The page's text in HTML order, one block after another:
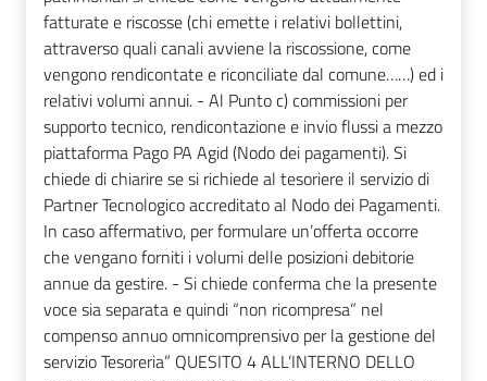
fatturate e riscosse (chi emette i relativi bollettini,
attraverso quali canali avviene la riscossione, come
vengono rendicontate e riconciliate dal comune……) ed i
relativi volumi annui. - Al Punto c) commissioni per
supporto tecnico, rendicontazione e invio flussi a mezzo
piattaforma Pago PA Agid (Nodo dei pagamenti). Si
chiede di chiarire se si richiede al tesoriere il servizio di
Partner Tecnologico accreditato al Nodo dei Pagamenti.
In caso affermativo, per formulare un’offerta occorre
che vengano forniti i volumi delle posizioni debitorie
annue da gestire. - Si chiede conferma che la presente
voce sia separata e quindi “non ricompresa” nel
compenso annuo omnicomprensivo per la gestione del
servizio Tesoreria” QUESITO 4 ALL’INTERNO DELLO